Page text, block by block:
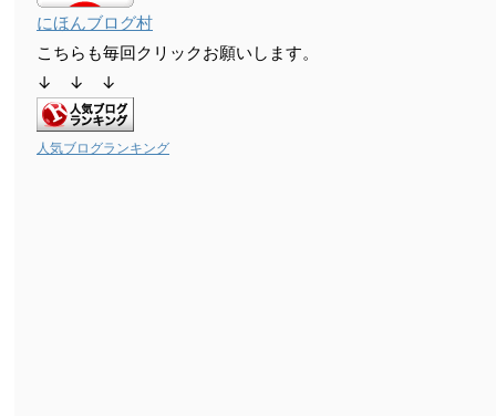
にほんブログ村
こちらも毎回クリックお願いします。
↓ ↓ ↓
人気ブログランキング